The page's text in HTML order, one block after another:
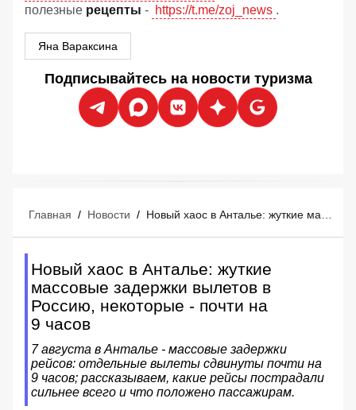
полезные рецепты - https://t.me/zoj_news .
Яна Вараксина
Подписывайтесь на новости туризма
Главная / Новости /
Новый хаос в Анталье: жуткие
массовые задержки вылетов в
Россию, некоторые - почти на
9 часов
7 августа в Анталье - массовые задержки
рейсов: отдельные вылеты сдвинуты почти на
9 часов; рассказываем, какие рейсы пострадали
сильнее всего и что положено пассажирам.